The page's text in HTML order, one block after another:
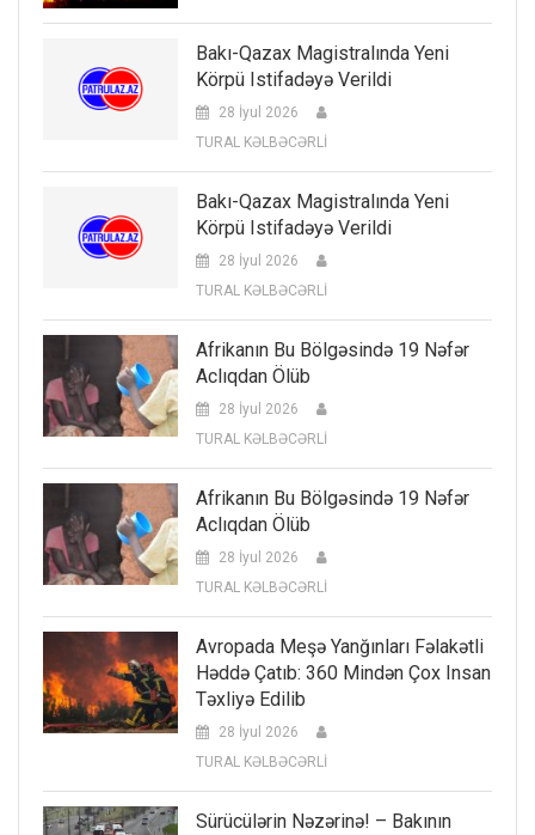
Bakı-Qazax Magistralında Yeni
Körpü Istifadəyə Verildi
28 İyul 2026
TURAL KƏLBƏCƏRLİ
Bakı-Qazax Magistralında Yeni
Körpü Istifadəyə Verildi
28 İyul 2026
TURAL KƏLBƏCƏRLİ
Afrikanın Bu Bölgəsində 19 Nəfər
Aclıqdan Ölüb
28 İyul 2026
TURAL KƏLBƏCƏRLİ
Afrikanın Bu Bölgəsində 19 Nəfər
Aclıqdan Ölüb
28 İyul 2026
TURAL KƏLBƏCƏRLİ
Avropada Meşə Yanğınları Fəlakətli
Həddə Çatıb: 360 Mindən Çox Insan
Təxliyə Edilib
28 İyul 2026
TURAL KƏLBƏCƏRLİ
Sürücülərin Nəzərinə! – Bakının